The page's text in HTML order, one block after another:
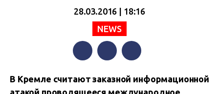
28.03.2016 | 18:16
NEWS
В Кремле считают заказной информационной
атакой проводящееся международное